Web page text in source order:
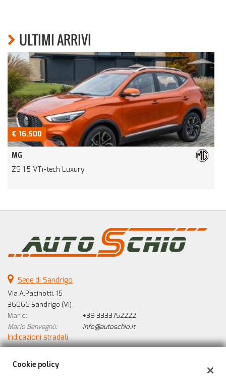
ULTIMI ARRIVI
€ 16.500
MG
ZS 1.5 VTi-tech Luxury
Sede di Sandrigo
Via A.Pacinotti, 15
36066 Sandrigo (VI)
Mario:
+39 3333752222
Mario Benvegnù:
info@autoschio.it
Indicazioni stradali
Cookie policy